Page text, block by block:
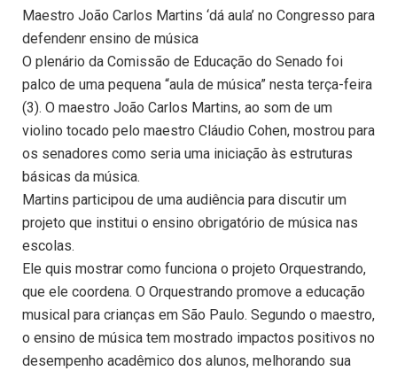
Maestro João Carlos Martins ‘dá aula’ no Congresso para
defendenr ensino de música
O plenário da Comissão de Educação do Senado foi
palco de uma pequena “aula de música” nesta terça-feira
(3). O maestro João Carlos Martins, ao som de um
violino tocado pelo maestro Cláudio Cohen, mostrou para
os senadores como seria uma iniciação às estruturas
básicas da música.
Martins participou de uma audiência para discutir um
projeto que institui o ensino obrigatório de música nas
escolas.
Ele quis mostrar como funciona o projeto Orquestrando,
que ele coordena. O Orquestrando promove a educação
musical para crianças em São Paulo. Segundo o maestro,
o ensino de música tem mostrado impactos positivos no
desempenho acadêmico dos alunos, melhorando sua